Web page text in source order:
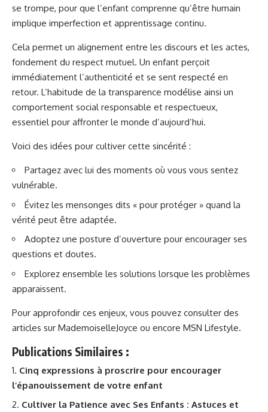
se trompe, pour que l’enfant comprenne qu’être humain
implique imperfection et apprentissage continu.
Cela permet un alignement entre les discours et les actes,
fondement du respect mutuel. Un enfant perçoit
immédiatement l’authenticité et se sent respecté en
retour. L’habitude de la transparence modélise ainsi un
comportement social responsable et respectueux,
essentiel pour affronter le monde d’aujourd’hui.
Voici des idées pour cultiver cette sincérité :
Partagez avec lui des moments où vous vous sentez
vulnérable.
Évitez les mensonges dits « pour protéger » quand la
vérité peut être adaptée.
Adoptez une posture d’ouverture pour encourager ses
questions et doutes.
Explorez ensemble les solutions lorsque les problèmes
apparaissent.
Pour approfondir ces enjeux, vous pouvez consulter des
articles sur MademoiselleJoyce ou encore MSN Lifestyle.
Publications Similaires :
Cinq expressions à proscrire pour encourager
l’épanouissement de votre enfant
Cultiver la Patience avec Ses Enfants : Astuces et